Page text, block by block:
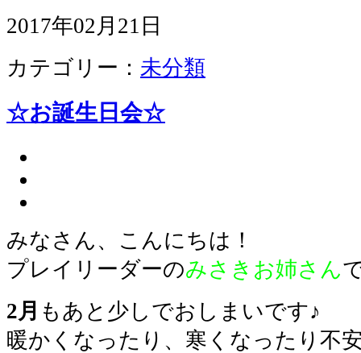
2017年02月21日
カテゴリー： 未分類
☆お誕生日会☆
みなさん、こんにちは！
プレイリーダーのみさきお姉さん
2月 もあと少しでおしまいです♪
暖かくなったり、寒くなったり不